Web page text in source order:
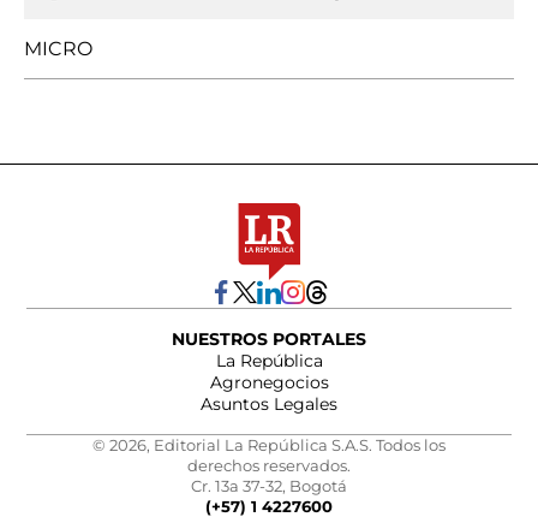
MICRO
NUESTROS PORTALES
La República
Agronegocios
Asuntos Legales
© 2026, Editorial La República S.A.S. Todos los
derechos reservados.
Cr. 13a 37-32, Bogotá
(+57) 1 4227600